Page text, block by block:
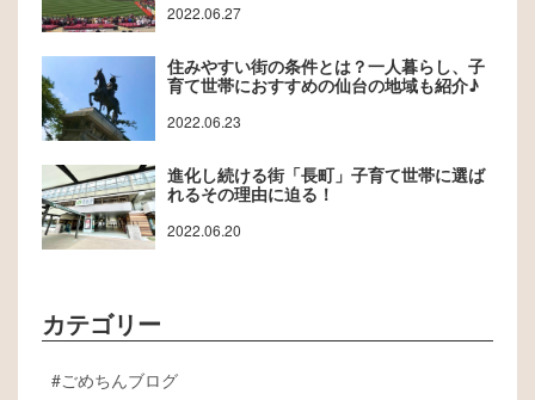
2022.06.27
住みやすい街の条件とは？一人暮らし、子
育て世帯におすすめの仙台の地域も紹介♪
2022.06.23
進化し続ける街「長町」子育て世帯に選ば
れるその理由に迫る！
2022.06.20
カテゴリー
ごめちんブログ